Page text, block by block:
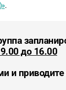
.
до 16.00
и приводите